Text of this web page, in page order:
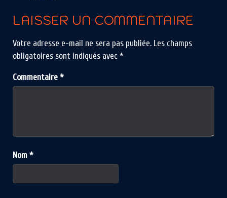
LAISSER UN COMMENTAIRE
Votre adresse e-mail ne sera pas publiée. Les champs
obligatoires sont indiqués avec *
Commentaire *
Nom *